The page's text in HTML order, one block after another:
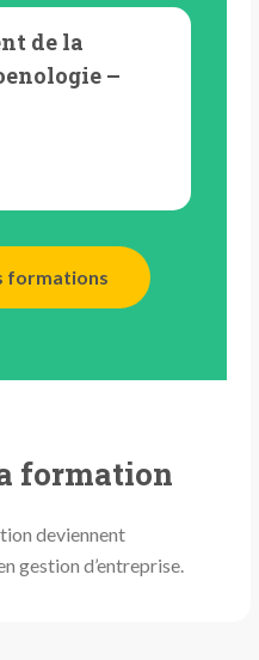
de la
–
formations
formation
deviennent
gestion d’entreprise.